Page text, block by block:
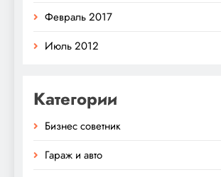
Февраль 2017
Июль 2012
Категории
Бизнес советник
Гараж и авто